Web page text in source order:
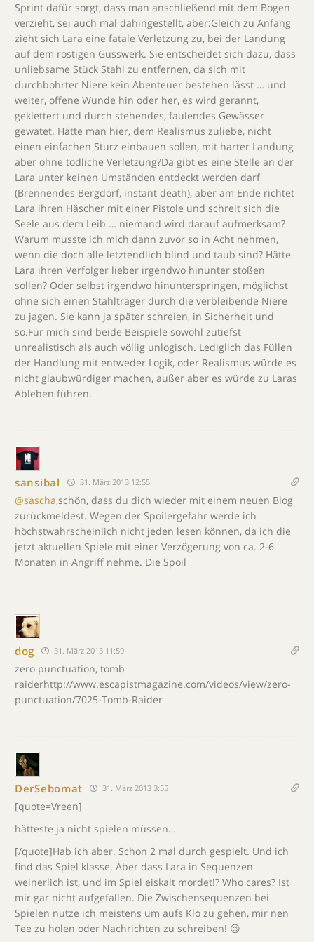
Sprint dafür sorgt, dass man anschließend mit dem Bogen
verzieht, sei auch mal dahingestellt, aber:Gleich zu Anfang
zieht sich Lara eine fatale Verletzung zu, bei der Landung
auf dem rostigen Gusswerk. Sie entscheidet sich dazu, dass
unliebsame Stück Stahl zu entfernen, da sich mit
durchbohrter Niere kein Abenteuer bestehen lässt … und
weiter, offene Wunde hin oder her, es wird gerannt,
geklettert und durch stehendes, faulendes Gewässer
gewatet. Hätte man hier, dem Realismus zuliebe, nicht
einen einfachen Sturz einbauen sollen, mit harter Landung
aber ohne tödliche Verletzung?Da gibt es eine Stelle an der
Lara unter keinen Umständen entdeckt werden darf
(Brennendes Bergdorf, instant death), aber am Ende richtet
Lara ihren Häscher mit einer Pistole und schreit sich die
Seele aus dem Leib … niemand wird darauf aufmerksam?
Warum musste ich mich dann zuvor so in Acht nehmen,
wenn die doch alle letztendlich blind und taub sind? Hätte
Lara ihren Verfolger lieber irgendwo hinunter stoßen
sollen? Oder selbst irgendwo hinunterspringen, möglichst
ohne sich einen Stahlträger durch die verbleibende Niere
zu jagen. Sie kann ja später schreien, in Sicherheit und
so.Für mich sind beide Beispiele sowohl zutiefst
unrealistisch als auch völlig unlogisch. Lediglich das Füllen
der Handlung mit entweder Logik, oder Realismus würde es
nicht glaubwürdiger machen, außer aber es würde zu Laras
Ableben führen.
sansibal 31. März 2013 12:55
@sascha,schön, dass du dich wieder mit einem neuen Blog
zurückmeldest. Wegen der Spoilergefahr werde ich
höchstwahrscheinlich nicht jeden lesen können, da ich die
jetzt aktuellen Spiele mit einer Verzögerung von ca. 2-6
Monaten in Angriff nehme. Die Spoil
dog 31. März 2013 11:59
zero punctuation, tomb
raiderhttp://www.escapistmagazine.com/videos/view/zero-
punctuation/7025-Tomb-Raider
DerSebomat 31. März 2013 3:55
[quote=Vreen]
hätteste ja nicht spielen müssen…
[/quote]Hab ich aber. Schon 2 mal durch gespielt. Und ich
find das Spiel klasse. Aber dass Lara in Sequenzen
weinerlich ist, und im Spiel eiskalt mordet!? Who cares? Ist
mir gar nicht aufgefallen. Die Zwischensequenzen bei
Spielen nutze ich meistens um aufs Klo zu gehen, mir nen
Tee zu holen oder Nachrichten zu schreiben! 😉